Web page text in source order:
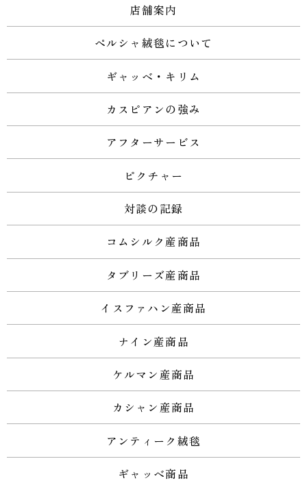
店舗案内
ペルシャ絨毯について
ギャッベ・キリム
カスピアンの強み
アフターサービス
ピクチャー
対談の記録
コムシルク産商品
タブリーズ産商品
イスファハン産商品
ナイン産商品
ケルマン産商品
カシャン産商品
アンティーク絨毯
ギャッベ商品